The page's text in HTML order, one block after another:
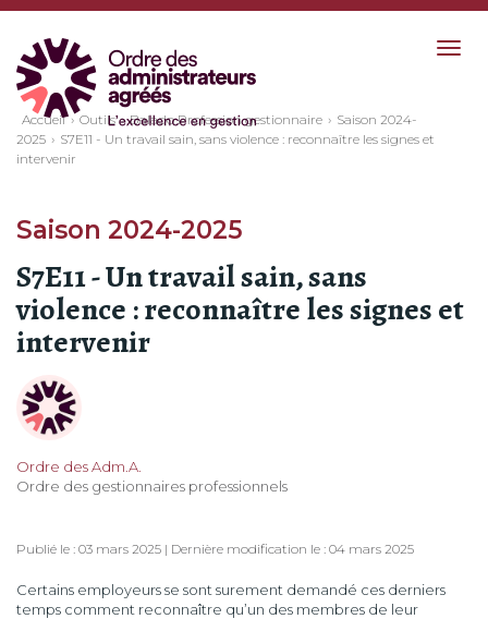
Accueil Outils Balado Profession gestionnaire
Saison 2024-
2025
S7E11 - Un travail sain, sans violence : reconnaître les signes et
intervenir
Saison 2024-2025
S7E11 - Un travail sain, sans
violence : reconnaître les signes et
intervenir
Ordre des Adm.A.
Ordre des gestionnaires professionnels
Publié le : 03 mars 2025 | Dernière modification le : 04 mars 2025
Certains employeurs se sont surement demandé ces derniers
temps comment reconnaître qu’un des membres de leur